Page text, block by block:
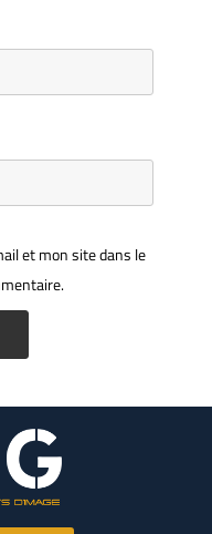
et mon site dans le